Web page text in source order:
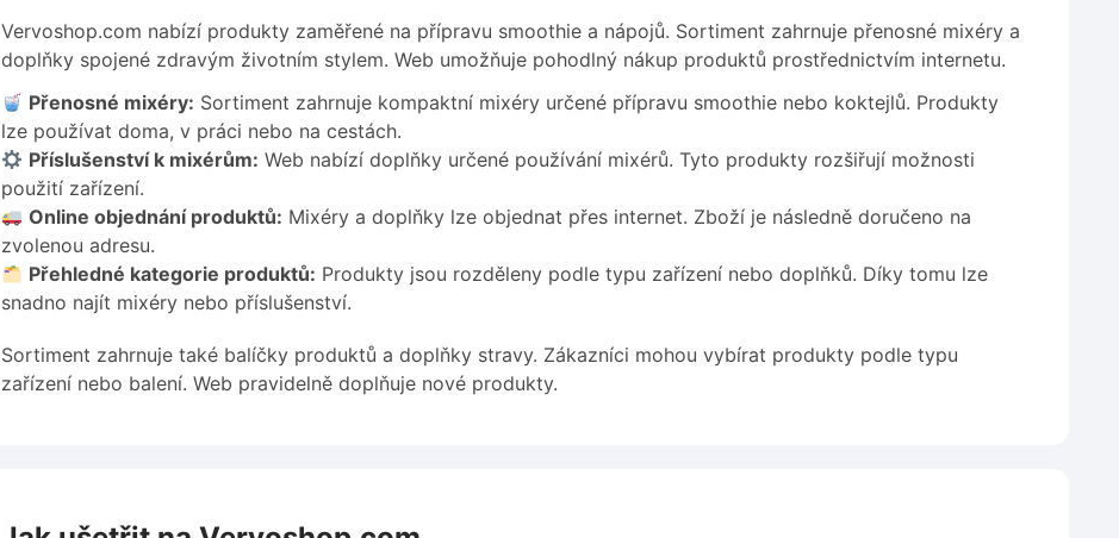
Vervoshop.com nabízí produkty zaměřené na přípravu smoothie a nápojů. Sortiment zahrnuje přenosné mixéry a
doplňky spojené zdravým životním stylem. Web umožňuje pohodlný nákup produktů prostřednictvím internetu.
Přenosné mixéry: Sortiment zahrnuje kompaktní mixéry určené přípravu smoothie nebo koktejlů. Produkty
lze používat doma, v práci nebo na cestách.
Příslušenství k mixérům: Web nabízí doplňky určené používání mixérů. Tyto produkty rozšiřují možnosti
použití zařízení.
Online objednání produktů: Mixéry a doplňky lze objednat přes internet. Zboží je následně doručeno na
zvolenou adresu.
Přehledné kategorie produktů: Produkty jsou rozděleny podle typu zařízení nebo doplňků. Díky tomu lze
snadno najít mixéry nebo příslušenství.
Sortiment zahrnuje také balíčky produktů a doplňky stravy. Zákazníci mohou vybírat produkty podle typu
zařízení nebo balení. Web pravidelně doplňuje nové produkty.